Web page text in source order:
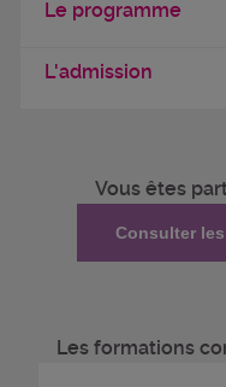
Le programme
L'admission
Vous êtes
Consulter
Les formations